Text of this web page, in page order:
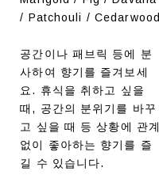
/ Patchouli / Cedarwood
공간이나 패브릭 등에 분
사하여 향기를 즐겨보세
요. 휴식을 취하고 싶을
때, 공간의 분위기를 바꾸
고 싶을 때 등 상황에 관계
없이 좋아하는 향기를 즐
길 수 있습니다.